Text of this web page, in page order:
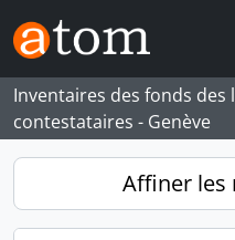
Skip to main content
Inventaires des fonds des
contestataires - Genève
Affiner les